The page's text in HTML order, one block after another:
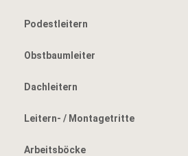
Podestleitern
Obstbaumleiter
Dachleitern
Leitern- / Montagetritte
Arbeitsböcke